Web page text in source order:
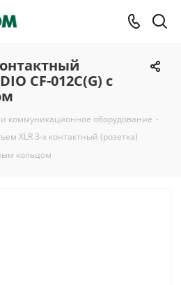
CF-012C(G) с
коммуникационное оборудование -
XLR 3-х контактный (розетка)
кольцом